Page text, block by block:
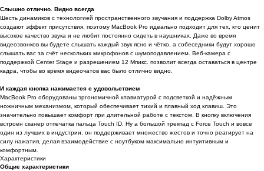
Слышно отлично. Видно всегда
Шесть динамиков с технологией пространственного звучания и поддержка Dolby Atmos
создают эффект присутствия, поэтому MacBook Pro идеально подходит для тех, кто ценит
высокое качество звука и не любит постоянно сидеть в наушниках. Даже во время
видеозвонков вы будете слышать каждый звук ясно и чётко, а собеседники будут хорошо
слышать вас за счёт нескольких микрофонов с шумоподавлением. Веб-камера с
поддержкой Center Stage и разрешением 12 Мпикс. позволит всегда оставаться в центре
кадра, чтобы во время видеочатов вас было отлично видно.
И каждая кнопка нажимается с удовольствием
MacBook Pro оборудованы эргономичной клавиатурой с подсветкой и надёжным
ножничным механизмом, который обеспечивает тихий и плавный ход клавиш. Это
значительно повышает комфорт при длительной работе с текстом. В кнопку включения
встроен сканер отпечатка пальца Touch ID. Ну а большой трекпад с Force Touch и вовсе
один из лучших в индустрии, он поддерживает множество жестов и точно реагирует на
силу нажатия, делая взаимодействие с ноутбуком максимально интуитивным и
комфортным.
Характеристики
Общие характеристики